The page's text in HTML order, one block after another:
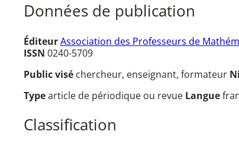
Données de publication
ÉditeurAssociation des Professeurs de
ISSN 0240-5709
Public visé chercheur, enseignant, formateur
Typearticle de périodique ou revue Langue
Classification